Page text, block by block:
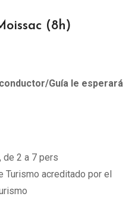
(8h)
Guía le esperará
de 2 a 7 pers
Turismo acreditado por el